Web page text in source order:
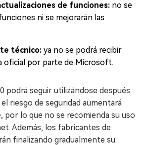
de funciones: no se
ni se mejorarán las
técnico: ya no se podrá recibir
oficial por parte de Microsoft.
podrá seguir utilizándose después
riesgo de seguridad aumentará
por lo que no se recomienda su uso
Además, los fabricantes de
finalizando gradualmente su